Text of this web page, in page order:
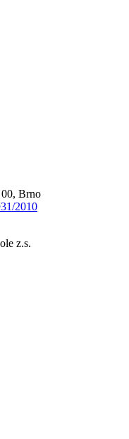
Brno
2010
z.s.